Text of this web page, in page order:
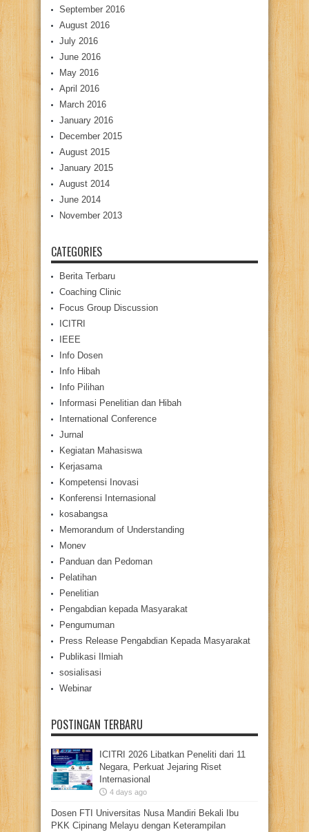
September 2016
August 2016
July 2016
June 2016
May 2016
April 2016
March 2016
January 2016
December 2015
August 2015
January 2015
August 2014
June 2014
November 2013
CATEGORIES
Berita Terbaru
Coaching Clinic
Focus Group Discussion
ICITRI
IEEE
Info Dosen
Info Hibah
Info Pilihan
Informasi Penelitian dan Hibah
International Conference
Jurnal
Kegiatan Mahasiswa
Kerjasama
Kompetensi Inovasi
Konferensi Internasional
kosabangsa
Memorandum of Understanding
Monev
Panduan dan Pedoman
Pelatihan
Penelitian
Pengabdian kepada Masyarakat
Pengumuman
Press Release Pengabdian Kepada Masyarakat
Publikasi Ilmiah
sosialisasi
Webinar
POSTINGAN TERBARU
ICITRI 2026 Libatkan Peneliti dari 11
Negara, Perkuat Jejaring Riset
Internasional
4 days ago
Dosen FTI Universitas Nusa Mandiri Bekali Ibu
PKK Cipinang Melayu dengan Keterampilan